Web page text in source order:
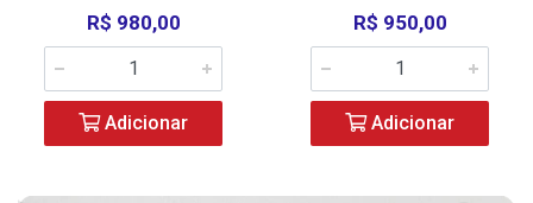
R$ 980,00
Adicionar
R$ 950,00
Adicionar